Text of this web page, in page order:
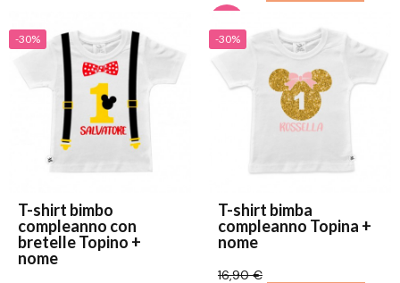
-30%
T-shirt bimbo
compleanno con
bretelle Topino +
nome
-30%
T-shirt bimba
compleanno Topina +
nome
16,90 €